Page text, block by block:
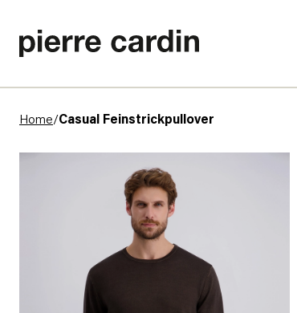
Home/Casual Feinstrickpullover